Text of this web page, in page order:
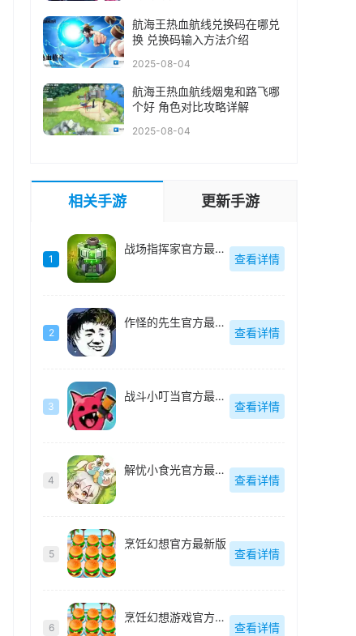
航海王热血航线兑换码在哪兑
换 兑换码输入方法介绍
2025-08-04
航海王热血航线烟鬼和路飞哪
个好 角色对比攻略详解
2025-08-04
相关手游 更新手游
1
战场指挥家官方最新版
查看详情
2
作怪的先生官方最新版
查看详情
3
战斗小叮当官方最新版
查看详情
4
解忧小食光官方最新版
查看详情
5
烹饪幻想官方最新版
查看详情
6
烹饪幻想游戏官方最新版
查看详情